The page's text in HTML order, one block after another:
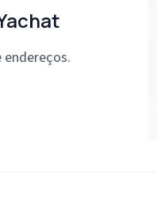
endereços.